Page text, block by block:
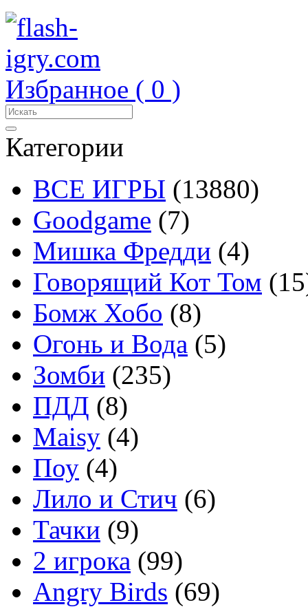
Избранное ( 0 )
Категории
ВСЕ ИГРЫ (13880)
Goodgame (7)
Мишка Фредди (4)
Говорящий Кот Том
Бомж Хобо (8)
Огонь и Вода (5)
Зомби (235)
ПДД (8)
Maisy (4)
Поу (4)
Лило и Стич (6)
Тачки (9)
2 игрока (99)
Angry Birds (69)